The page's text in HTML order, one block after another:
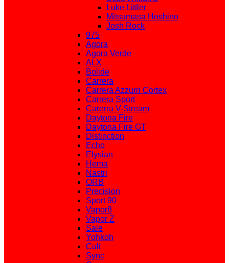
Luke Littler
Mitsumasa Hoshino
Josh Rock
975
Agora
Agora Verde
ALX
Bolide
Carrera
Carrera Azzurri Cortex
Carrera Sport
Carerra V-Stream
Daytona Fire
Daytona Fire GT
Distinction
Echo
Elysian
Hema
Nastri
ORB
Precision
Sport 90
Vapor8
Vapor Z
Sale
Yohkoh
Cult
Sync